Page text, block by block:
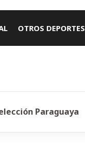
OTROS DEPORTES
Paraguaya